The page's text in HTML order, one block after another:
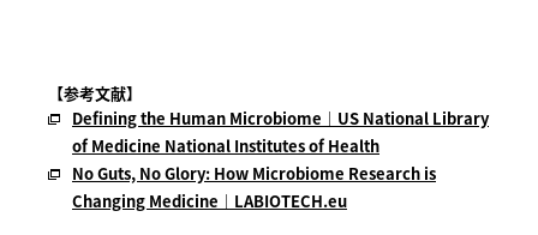
【参考文献】
Defining the Human Microbiome｜US National Library
of Medicine National Institutes of Health
No Guts, No Glory: How Microbiome Research is
Changing Medicine｜LABIOTECH.eu